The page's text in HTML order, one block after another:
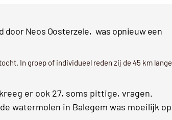
Neos Oosterzele, was opnieuw een
In groep of individueel reden zij de 45 km lange
er ook 27, soms pittige, vragen.
watermolen in Balegem was moeilijk op